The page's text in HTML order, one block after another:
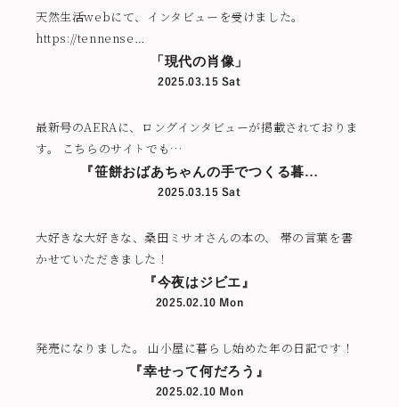
天然生活webにて、インタビューを受けました。
https://tennense…
「現代の肖像」
2025.03.15 Sat
最新号のAERAに、ロングインタビューが掲載されておりま
す。 こちらのサイトでも…
『笹餅おばあちゃんの手でつくる暮…
2025.03.15 Sat
大好きな大好きな、桑田ミサオさんの本の、 帯の言葉を書
かせていただきました！
『今夜はジビエ』
2025.02.10 Mon
発売になりました。 山小屋に暮らし始めた年の日記です！
『幸せって何だろう』
2025.02.10 Mon